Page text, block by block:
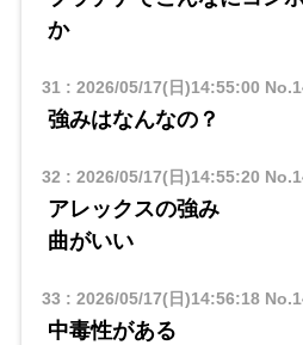
か
31 : 2026/05/17(日)14:55:00
強みはなんなの？
32 : 2026/05/17(日)14:55:20
アレックスの強み
曲がいい
33 : 2026/05/17(日)14:56:18
中毒性がある